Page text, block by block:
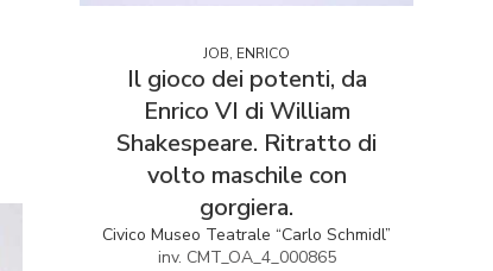
JOB, ENRICO
Il gioco dei potenti, da
Enrico VI di William
Shakespeare. Ritratto di
volto maschile con
gorgiera.
Civico Museo Teatrale “Carlo Schmidl”
inv. CMT_OA_4_000865